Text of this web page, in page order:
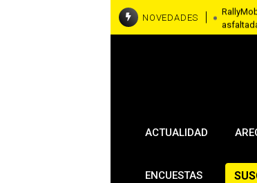
NOVEDADES
ACTUALIDAD
ENCUESTAS